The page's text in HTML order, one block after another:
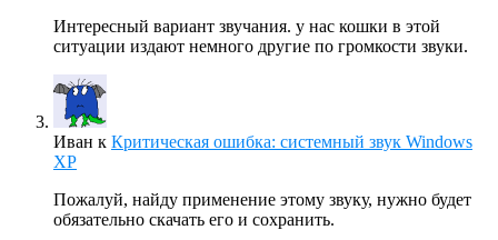
Интересный вариант звучания. у нас кошки в этой
ситуации издают немного другие по громкости звуки.
Иван к Критическая ошибка: системный звук Windows
XP
Пожалуй, найду применение этому звуку, нужно будет
обязательно скачать его и сохранить.